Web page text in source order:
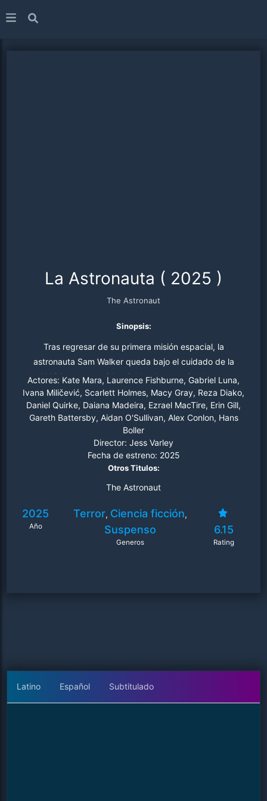
La Astronauta ( 2025 )
The Astronaut
Sinopsis:
Tras regresar de su primera misión espacial, la
astronauta Sam Walker queda bajo el cuidado de la
NASA en una residencia de alta seguridad para
rehabilitación y pruebas médicas. Sin embargo, cuando
comienzan a ocurrir sucesos inquietantes en la
propiedad, teme que algo extraterrestre la haya seguido
de regreso a la Tierra.
Actores: Kate Mara, Laurence Fishburne, Gabriel Luna,
Ivana Miličević, Scarlett Holmes, Macy Gray, Reza Diako,
Daniel Quirke, Daiana Madeira, Ezrael MacTire, Erin Gill,
Gareth Battersby, Aidan O'Sullivan, Alex Conlon, Hans
Boller
Director: Jess Varley
Fecha de estreno: 2025
Otros Titulos:
The Astronaut
2025
Año
Terror, Ciencia ficción,
Suspenso
Generos
6.15
Rating
Latino Español Subtitulado